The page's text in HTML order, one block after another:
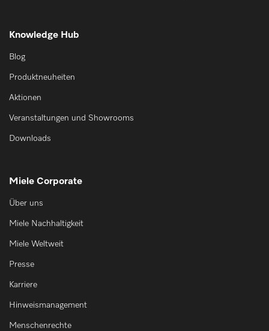
Knowledge Hub
Blog
Produktneuheiten
Aktionen
Veranstaltungen und Showrooms
Downloads
Miele Corporate
Über uns
Miele Nachhaltigkeit
Miele Weltweit
Presse
Karriere
Hinweismanagement
Menschenrechte